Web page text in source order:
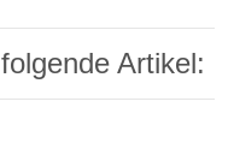
Artikel: